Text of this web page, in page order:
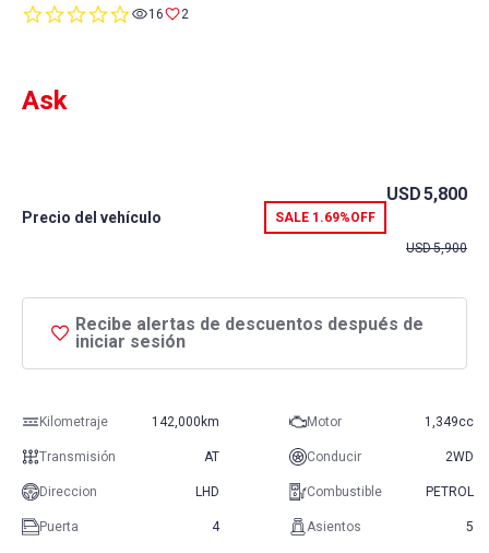
0.016 2
Ask
Precio del vehículo SALE 1.69%OFF
USD5,800
USD5,900
Recibe alertas de descuentos después de
iniciar sesión
Kilometraje 142,000km Motor 1,349cc
Transmisión AT Conducir 2WD
Direccion LHD Combustible PETROL
Puerta 4 Asientos 5